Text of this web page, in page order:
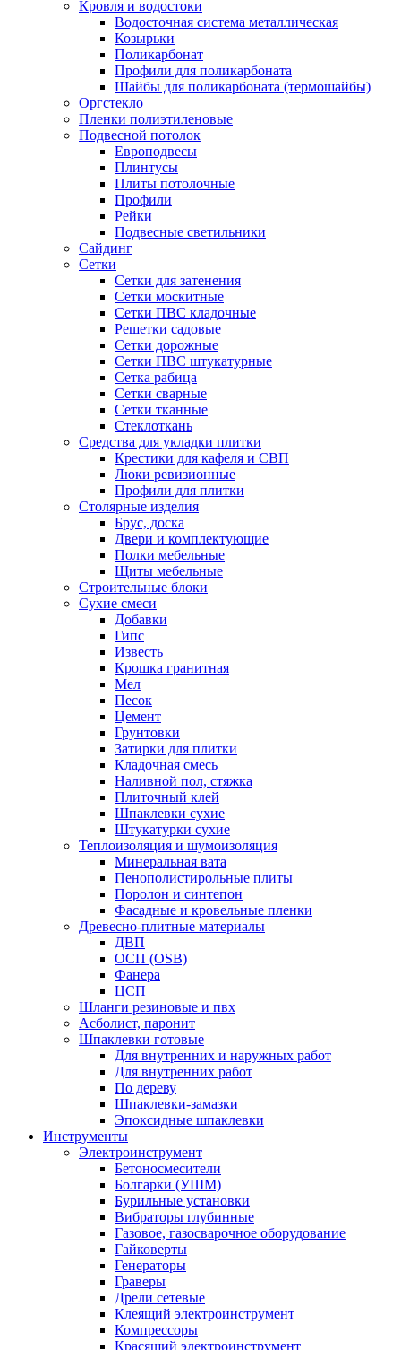
Кровля и водостоки
Водосточная система металлическая
Козырьки
Поликарбонат
Профили для поликарбоната
Шайбы для поликарбоната (термошайбы)
Оргстекло
Пленки полиэтиленовые
Подвесной потолок
Европодвесы
Плинтусы
Плиты потолочные
Профили
Рейки
Подвесные светильники
Сайдинг
Сетки
Сетки для затенения
Сетки москитные
Сетки ПВС кладочные
Решетки садовые
Сетки дорожные
Сетки ПВС штукатурные
Сетка рабица
Сетки сварные
Сетки тканные
Стеклоткань
Средства для укладки плитки
Крестики для кафеля и СВП
Люки ревизионные
Профили для плитки
Столярные изделия
Брус, доска
Двери и комплектующие
Полки мебельные
Щиты мебельные
Строительные блоки
Сухие смеси
Добавки
Гипс
Известь
Крошка гранитная
Мел
Песок
Цемент
Грунтовки
Затирки для плитки
Кладочная смесь
Наливной пол, стяжка
Плиточный клей
Шпаклевки сухие
Штукатурки сухие
Теплоизоляция и шумоизоляция
Минеральная вата
Пенополистирольные плиты
Поролон и синтепон
Фасадные и кровельные пленки
Древесно-плитные материалы
ДВП
ОСП (OSB)
Фанера
ЦСП
Шланги резиновые и пвх
Асболист, паронит
Шпаклевки готовые
Для внутренних и наружных работ
Для внутренних работ
По дереву
Шпаклевки-замазки
Эпоксидные шпаклевки
Инструменты
Электроинструмент
Бетоносмесители
Болгарки (УШМ)
Бурильные установки
Вибраторы глубинные
Газовое, газосварочное оборудование
Гайковерты
Генераторы
Граверы
Дрели сетевые
Клеящий электроинструмент
Компрессоры
Красящий электроинструмент